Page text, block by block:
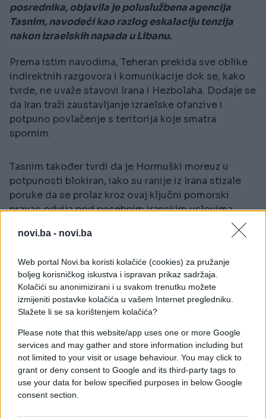
novi.ba - novi.ba
Web portal Novi.ba koristi kolačiće (cookies) za pružanje
boljeg korisničkog iskustva i ispravan prikaz sadržaja.
Kolačići su anonimizirani i u svakom trenutku možete
izmijeniti postavke kolačića u vašem Internet pregledniku.
Slažete li se sa korištenjem kolačića?
Please note that this website/app uses one or more Google
services and may gather and store information including but
not limited to your visit or usage behaviour. You may click to
grant or deny consent to Google and its third-party tags to
use your data for below specified purposes in below Google
consent section.
posrednika, objavila je poluslužbena agencija
Tasnim, navodeći kao razlog eskalaciju tenzija
nakon izraelskih napada u Libanu.
Prema istim navodima, Teheran prekida sve oblike
indirektnih razgovora i komunikacije dok se, kako
tvrde, ne uvaže stavovi Irana i Hezbolaha. Dodaje se
da Iran traži zaustavljanje izraelske ofanzive i
potpuno povlačenje s teritorija koje smatra
spornim.
Tasnim također tvrdi da je Hormuški moreuz u
potpunosti blokiran, iako su ranije iz Irana stizale
poruke da se prolaz kroz ovaj ključni pomorski
pravac odvija pod posebnim iranskim uslovima.
#Hormuški moreuz #svijet